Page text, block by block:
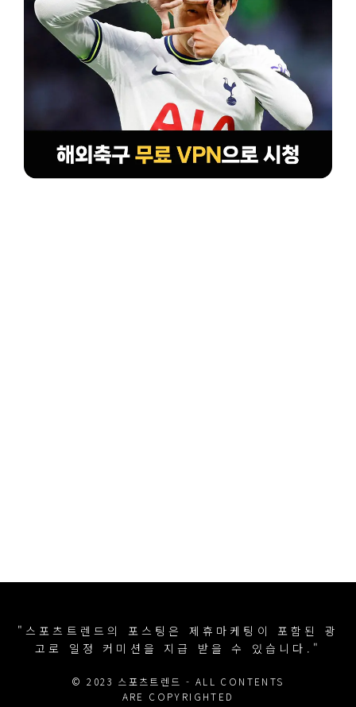
"스포츠트렌드의 포스팅은 제휴마케팅이 포함된 광
고로 일정 커미션을 지급 받을 수 있습니다."
© 2023 스포츠트렌드 - ALL CONTENTS
ARE COPYRIGHTED